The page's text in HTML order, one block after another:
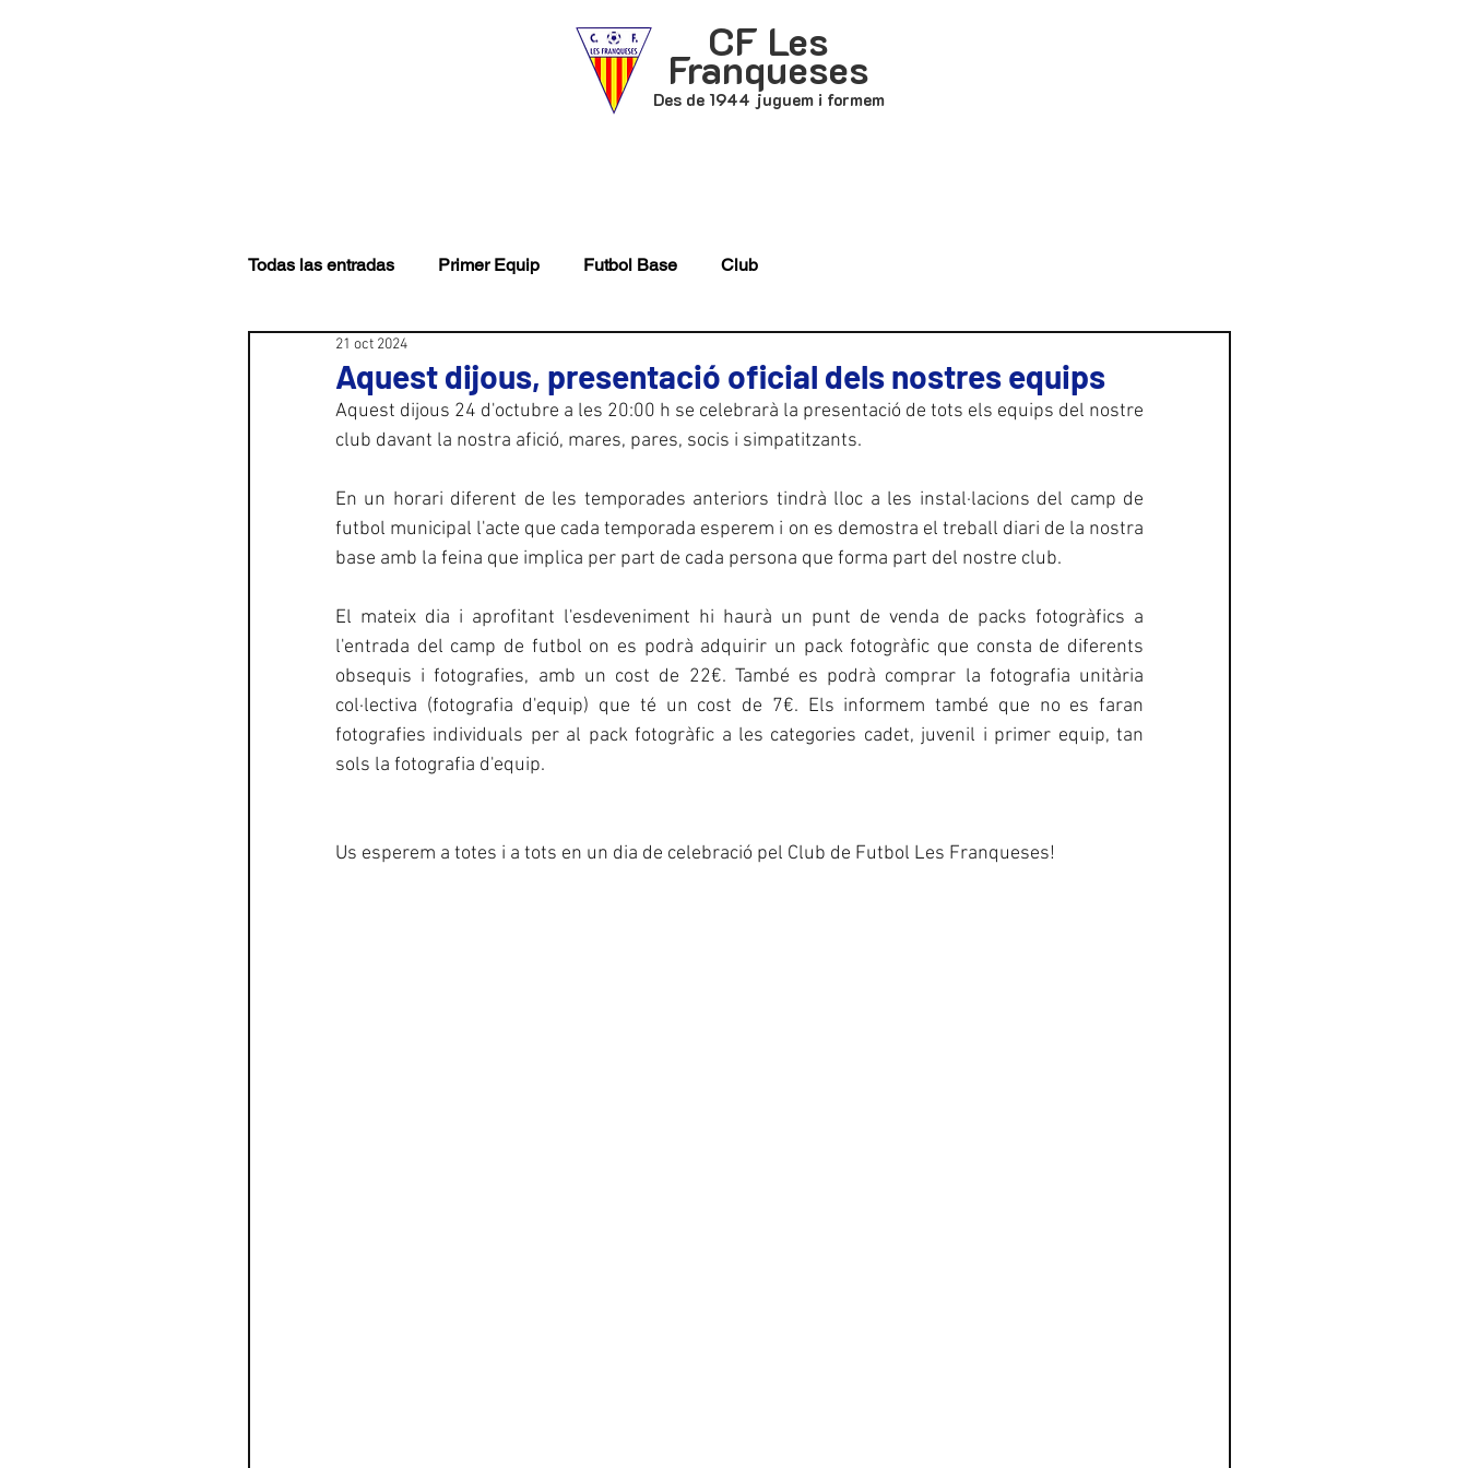
CF Les
Franqueses
Des de 1944 juguem i formem
Todas las entradas Primer Equip Futbol Base Club
Aquest dijous, presentació oficial dels nostres equips
21 oct 2024
Aquest dijous 24 d'octubre a les 20:00 h se celebrarà la presentació de tots els equips del nostre
club davant la nostra afició, mares, pares, socis i simpatitzants.
En un horari diferent de les temporades anteriors tindrà lloc a les instal·lacions del camp de
futbol municipal l'acte que cada temporada esperem i on es demostra el treball diari de la nostra
base amb la feina que implica per part de cada persona que forma part del nostre club.
El mateix dia i aprofitant l'esdeveniment hi haurà un punt de venda de packs fotogràfics a
l'entrada del camp de futbol on es podrà adquirir un pack fotogràfic que consta de diferents
obsequis i fotografies, amb un cost de 22€. També es podrà comprar la fotografia unitària
col·lectiva (fotografia d'equip) que té un cost de 7€. Els informem també que no es faran
fotografies individuals per al pack fotogràfic a les categories cadet, juvenil i primer equip, tan
sols la fotografia d'equip.
Us esperem a totes i a tots en un dia de celebració pel Club de Futbol Les Franqueses!